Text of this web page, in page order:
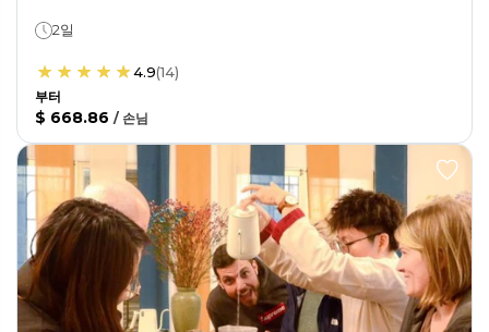
2일
4.9(14)
부터
$ 668.86 / 손님